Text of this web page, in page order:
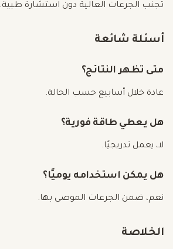
تجنب الجرعات العالية دون استشارة طبية.
أسئلة شائعة
متى تظهر النتائج؟
عادة خلال أسابيع حسب الحالة.
هل يعطي طاقة فورية؟
لا، يعمل تدريجيًا.
هل يمكن استخدامه يوميًا؟
نعم، ضمن الجرعات الموصى بها.
الخلاصة